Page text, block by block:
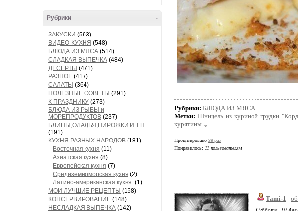
-
Рубрики
ЗАКУСКИ (593)
ВИДЕО-КУХНЯ (548)
БЛЮДА ИЗ МЯСА (514)
СЛАДКАЯ ВЫПЕЧКА (484)
ДЕСЕРТЫ (471)
РАЗНОЕ (417)
САЛАТЫ (364)
ПОЛЕЗНЫЕ СОВЕТЫ (291)
К ПРАЗДНИКУ (273)
БЛЮДА ИЗ РЫБЫ и
МОРЕПРОДУКТОВ (237)
БЛИНЫ,ОЛАДЬЯ,ПИРОЖКИ И Т.П.
(191)
КУХНЯ РАЗНЫХ НАРОДОВ (181)
Восточная кухня (11)
Азиатская кухня (8)
Европейская кухня (7)
Средиземноморская кухня (2)
Латино-американская кухня. (1)
МОИ ЛУЧШИЕ РЕЦЕПТЫ (168)
КОНСЕРВИРОВАНИЕ (148)
НЕСЛАДКАЯ ВЫПЕЧКА (142)
Рубрики: БЛЮДА ИЗ МЯСА
Метки: Шницель из куриной грудки
курятины
Процитировано 39 раз
Понравилось: 11 пользователям
Tami-1
Суббота, 10